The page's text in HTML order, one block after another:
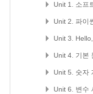
Unit 1. 소프
Unit 2. 파이
Unit 3.
Unit 4. 기본
Unit 5. 숫자
Unit 6. 변수